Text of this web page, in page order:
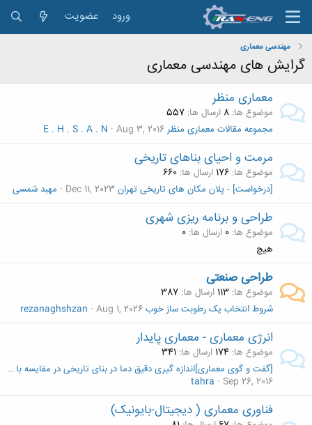
ورود عضویت
مهندسی معماری
گرایش های مهندسی معماری
معماری منظر
موضوع ها 8 ارسال ها 557
مجموعه مقالات معماری منظرAug 3, 2016
E . H . S . A . N
مرمت و احیای بناهای تاریخی
موضوع ها 176 ارسال ها 660
[درخواست] - پلان مکان های تاریخی تهرانDec 11, 2023 مهبد شمسی
طراحی و برنامه ریزی شهری
موضوع ها 0 ارسال ها 0
هیچ
طراحی صنعتی
موضوع ها 113 ارسال ها 387
شروط انتخاب یک رطوبت ساز خوبAug 1, 2026
rezanaghshzan
انرژی معماری - معماری پایدار
موضوع ها 174 ارسال ها 341
[گفت و گوی معماری]اندازه گیری دقیق دما در بنای تاریخی در مقایسه با بنای مدرن
Sep 26, 2016
tahra
فناوری معماری ( دیجیتال-بایونیک)